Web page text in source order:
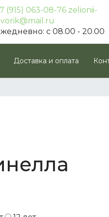
(915) 063-08-76 zelionii-
с 08.00 - 20.00
Доставка и оплата